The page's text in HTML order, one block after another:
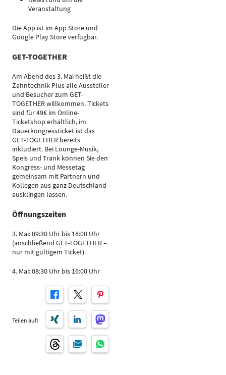
Veranstaltung
Die App ist im App Store und
Google Play Store verfügbar.
GET-TOGETHER
Am Abend des 3. Mai heißt die
Zahntechnik Plus alle Aussteller
und Besucher zum GET-
TOGETHER willkommen. Tickets
sind für 49€ im Online-
Ticketshop erhältlich, im
Dauerkongressticket ist das
GET-TOGETHER bereits
inkludiert. Bei Lounge-Musik,
Speis und Trank können Sie den
Kongress- und Messetag
gemeinsam mit Partnern und
Kollegen aus ganz Deutschland
ausklingen lassen.
Öffnungszeiten
3. Mai: 09:30 Uhr bis 18:00 Uhr
(anschließend GET-TOGETHER –
nur mit gültigem Ticket)
4. Mai: 08:30 Uhr bis 16:00 Uhr
Teilen auf: